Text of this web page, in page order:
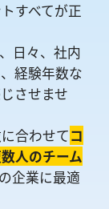
すべてが正
日々、社内
経験年数な
させませ
合わせてコ
人のチーム
企業に最適